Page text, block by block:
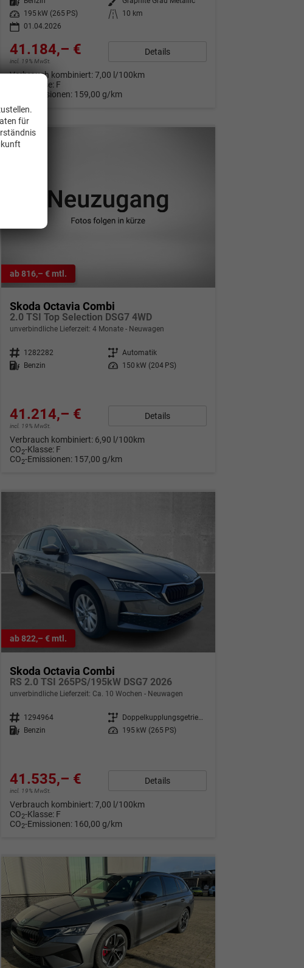
Leistung
195 kW (265 PS) Kilometerstand
10 km
01.04.2026
41.184,– €
incl. 19% MwSt.
Details
Verbrauch kombiniert:7,00 l/100km
-Klasse: F
-Emissionen: 159,00 g/km
ab 816,– € mtl.
Skoda Octavia Combi
2.0 TSI Top Selection DSG7 4WD
unverbindliche Lieferzeit:4 Monate Neuwagen
Fahrzeugnr. 1282282 Getriebe Automatik
Kraftstoff
Benzin Leistung 150 kW (204 PS)
41.214,– €
incl. 19% MwSt.
Details
Verbrauch kombiniert: 6,90 l/100km
CO2-Klasse: F
CO2-Emissionen: 157,00 g/km
ab 822,– € mtl.
Skoda Octavia Combi
RS 2.0 TSI 265PS/195kW DSG7 2026
unverbindliche Lieferzeit: Ca. 10 Wochen Neuwagen
Fahrzeugnr. 1294964 Getriebe
Kraftstoff Benzin Leistung 195 kW (265 PS)
41.535,– €
incl. 19% MwSt.
Details
Verbrauch kombiniert:7,00 l/100km
CO2-Klasse: F
CO2-Emissionen: 160,00 g/km
für